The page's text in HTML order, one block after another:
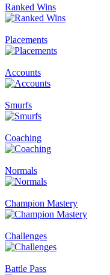
Ranked Wins
Placements
Accounts
Smurfs
Coaching
Normals
Champion Mastery
Challenges
Battle Pass